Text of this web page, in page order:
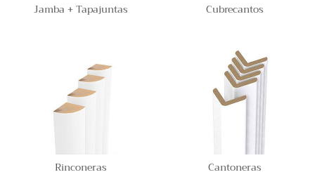
Jamba + Tapajuntas Cubrecantos
Rinconeras Cantoneras